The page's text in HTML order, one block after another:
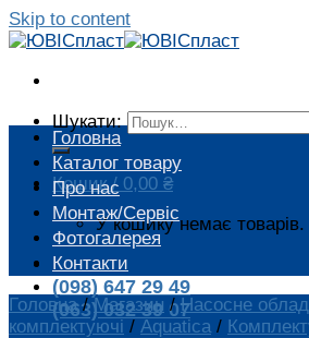
Skip to content
Шукати:
Кошик / 0,00 ₴
У кошику немає товарів.
(098) 647 29 49
(063) 032 39 07
Головна
Каталог товару
Про нас
Монтаж/Сервіс
Фотогалерея
Контакти
Головна / Магазин / Насосне
комплектуючі / Aquatica /